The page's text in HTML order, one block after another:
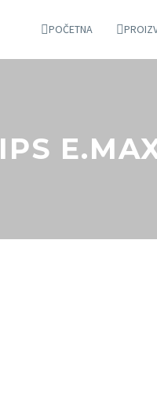
POČETNA
IPS